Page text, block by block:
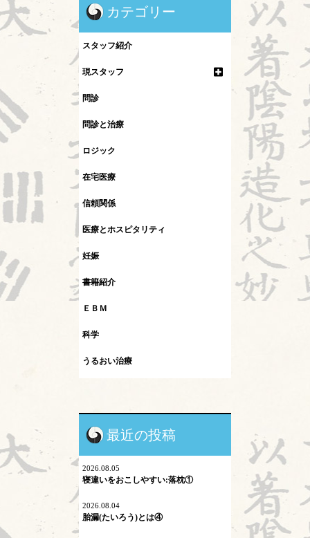
カテゴリー
スタッフ紹介
現スタッフ
問診
問診と治療
ロジック
在宅医療
信頼関係
医療とホスピタリティ
妊娠
書籍紹介
ＥＢＭ
科学
うるおい治療
カレント
シュタイナー教育
ネットワーク
マイコプラズマ肺炎
最近の投稿
2026.08.05
寝違いをおこしやすい:落枕①
2026.08.04
胎漏(たいろう)とは④